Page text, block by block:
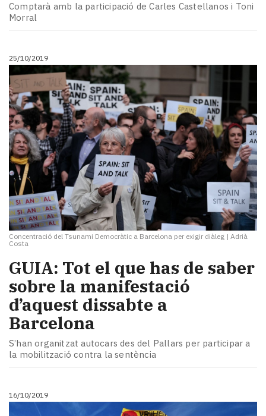
Comptarà amb la participació de Carles Castellanos i Toni
Morral
25/10/2019
Concentració del Tsunami Democràtic a Barcelona per exigir diàleg | Adrià
Costa
GUIA: Tot el que has de saber
sobre la manifestació
d’aquest dissabte a
Barcelona
S’han organitzat autocars des del Pallars per participar a
la mobilització contra la sentència
16/10/2019